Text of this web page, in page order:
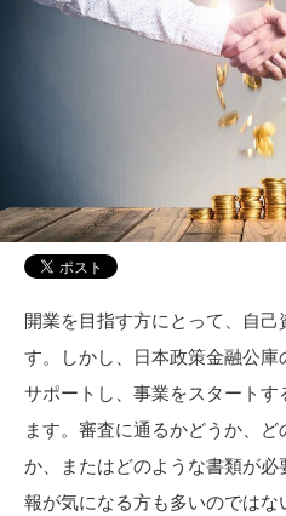
開業を目指す方にとって、自
す。しかし、日本政策金融公
サポートし、事業をスタート
ます。審査に通るかどうか、
か、またはどのような書類が
報が気になる方も多いのではな